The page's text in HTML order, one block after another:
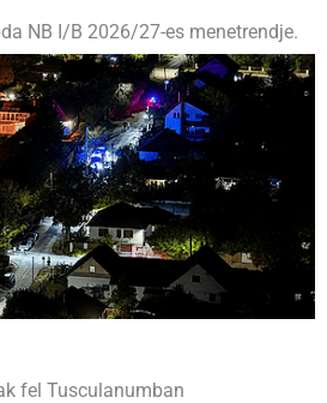
NB I/B 2026/27-es menetrendje.
fel Tusculanumban